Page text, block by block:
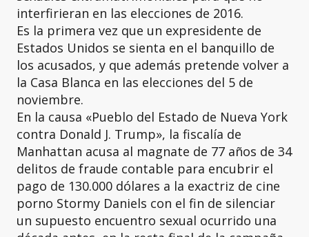
interfirieran en las elecciones de 2016.
Es la primera vez que un expresidente de
Estados Unidos se sienta en el banquillo de
los acusados, y que además pretende volver a
la Casa Blanca en las elecciones del 5 de
noviembre.
En la causa «Pueblo del Estado de Nueva York
contra Donald J. Trump», la fiscalía de
Manhattan acusa al magnate de 77 años de 34
delitos de fraude contable para encubrir el
pago de 130.000 dólares a la exactriz de cine
porno Stormy Daniels con el fin de silenciar
un supuesto encuentro sexual ocurrido una